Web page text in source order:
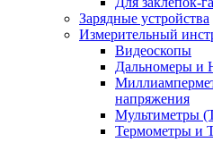
Зарядные устройства
Измерительный
Видеоскопы
Дальномеры и
напряжения
Мультиметры
Термометры и